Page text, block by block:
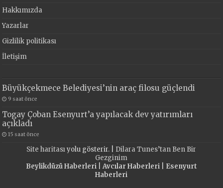
Hakkımızda
Yazarlar
Gizlilik politikası
İletişim
Büyükçekmece Belediyesi’nin araç filosu güçlendi
9 saat önce
Togay Çoban Esenyurt’a yapılacak dev yatırımları
açıkladı
15 saat önce
Site haritasıyolu gösterir. | Dilara Tunes’tan Ben Bir
Gezginim
Beylikdüzü Haberleri| Avcılar Haberleri| Esenyurt
Haberleri